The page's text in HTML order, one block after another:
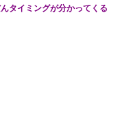
タイミングが分かってくる